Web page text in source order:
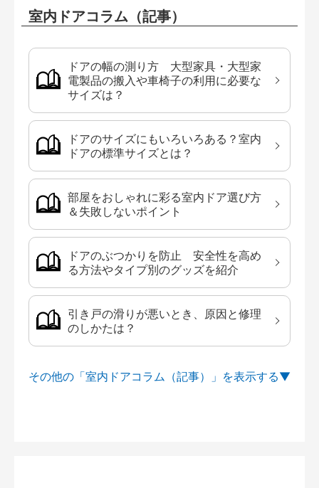
室内ドアコラム（記事）
ドアの幅の測り方 大型家具・大型家
電製品の搬入や車椅子の利用に必要な
サイズは？
ドアのサイズにもいろいろある？室内
ドアの標準サイズとは？
部屋をおしゃれに彩る室内ドア選び方
＆失敗しないポイント
ドアのぶつかりを防止 安全性を高め
る方法やタイプ別のグッズを紹介
引き戸の滑りが悪いとき、原因と修理
のしかたは？
その他の「室内ドアコラム（記事）」を